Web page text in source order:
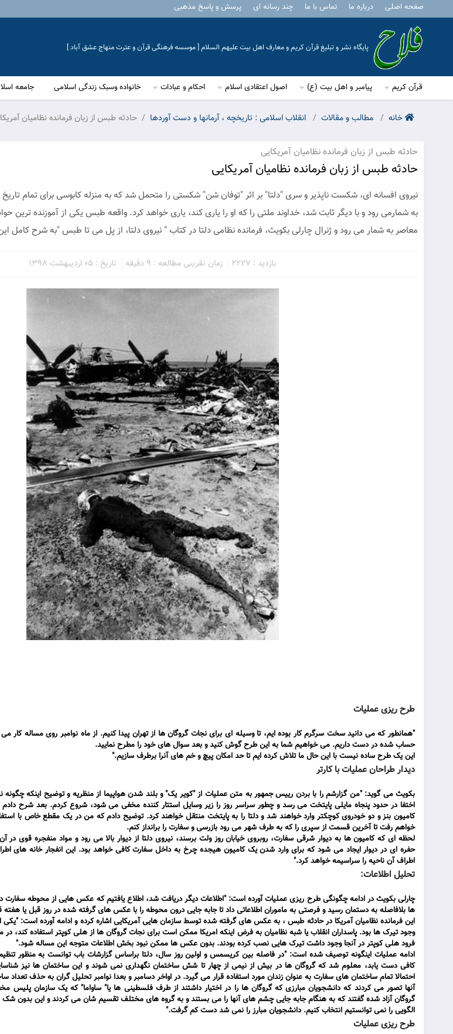
صفحه اصلی درباره ما تماس با ما چند رسانه ای پرسش و پاسخ مذهبی
پایگاه نشر و تبلیغ قرآن کریم و معارف اهل بیت علیهم السلام [ موسسه فرهنگی قرآن و عترت منهاج عشق آباد ]
قرآن کریم پیامبر و اهل بیت (ع) اصول اعتقادی اسلام احکام و عبادات خانواده وسبک زندگی اسلامی جامعه
خانه مطالب و مقالات انقلاب اسلامی : تاریخچه ، آرمانها و دست آوردها حادثه طبس از زبان فرمانده نظامیان
حادثه طبس از زبان فرمانده نظامیان آمریکایی
حادثه طبس از زبان فرمانده نظامیان آمریکایی
نیروی افسانه ای، شکست ناپذیر و سری "دلتا" بر اثر "توفان شن" شکستی را متحمل شد که به منزله کابوسی برای تمام تاریخ
به شمارمی رود و با دیگر ثابت شد، خداوند ملتی را که او را یاری کند، یاری خواهد کرد. واقعه طبس یکی از آموزنده ترین
معاصر به شمار می رود و ژنرال چارلی بکویث، فرمانده نظامی دلتا در کتاب " نیروی دلتا، از پل می تا طبس "به شرح کامل
بازدید : 2227 زمان تقریبی مطالعه : 9 دقیقه تاریخ : 05 اردیبهشت 1398
طرح ریزی عملیات
"همانطور که می دانید سخت سرگرم کار بوده ایم، تا وسیله ای برای نجات گروگان ها از تهران پیدا کنیم. از ماه نوامبر روی مساله
حساب شده در دست داریم. می خواهیم شما به این طرح گوش کنید و بعد سوال های خود را مطرح نمایید.
این یک طرح ساده نیست با این حال ما تلاش کرده ایم تا حد امکان پیچ و خم های آنرا برطرف سازیم."
دیدار طراحان عملیات با کارتر
بکویث می گوید: "من گزارشم را با بردن رییس جمهور به متن عملیات از "کویر یک" و بلند شدن هواپیما از منظریه و توضیح اینکه چگونه
اختفا در حدود پنجاه مایلی پایتخت می رسد و چطور سراسر روز را زیر وسایل استتار کننده مخفی می شود، شروع کردم. بعد شرح
کامیون بنز و دو خودروی کوچکتر وارد خواهند شد و دلتا را به پایتخت منتقل خواهند کرد. توضیح دادم که من در یک مقطع خاص با
خواهم رفت تا آخرین قسمت از سپری را که به طرف شهر می رود بازرسی و سفارت را برانداز کنم.
لحظه ای که کامیون ها به دیوار شرقی سفارت، روبروی خیابان روز ولت برسند، نیروی دلتا از دیوار بالا می رود و مواد منفجره قوی در
حفره ای در دیوار ایجاد می شود که برای وارد شدن یک کامیون هیجده چرخ به داخل سفارت کافی خواهد بود. این انفجار خانه های
اطراف آن ناحیه را سراسیمه خواهد کرد."
تحلیل اطلاعات:
چارلی بکویث در ادامه چگونگی طرح ریزی عملیات آورده است: "اطلاعات دیگر دریافت شد، اطلاع یافتیم که عکس هایی از محوطه
ها بلافاصله به دستمان رسید و فرصتی به ماموران اطلاعاتی داد تا جابه جایی درون محوطه را با عکس های گرفته شده در روز قبل یا هفته
این فرمانده نظامیان آمریکا در حادثه طبس ، به عکس های گرفته شده توسط سازمان هایی آمریکایی اشاره کرده و ادامه آورده است:
وجود تیرک ها بود. پاسداران انقلاب یا شبه نظامیان به فرض اینکه امریکا ممکن است برای نجات گروگان ها از هلی کوپتر استفاده کند،
فرود هلی کوپتر در آنجا وجود داشت تیرک هایی نصب کرده بودند. بدون عکس ها ممکن نبود بخش اطلاعات متوجه این مساله شود."
ادامه عملیات اینگونه توصیف شده است: "در فاصله بین کریسمس و اولین روز سال، دلتا براساس گزارشات باب توانست به منظور
کافی دست یابد، معلوم شد که گروگان ها در بیش از نیمی از چهار تا شش ساختمان نگهداری نمی شوند و این ساختمان ها نیز
احتمالا تمام ساختمان های سفارت به عنوان زندان مورد استفاده قرار می گیرد. در اواخر دسامبر و بعدا نوامبر تحلیل گران به حذف تعداد
گروگان آزاد شده گفتند که به هنگام جابه جایی چشم های آنها را می بستند و به گروه های مختلف تقسیم شان می کردند و این بدون
الگویی را نمی توانستیم انتخاب کنیم. دانشجویان مبارز را نمی شد دست کم گرفت."
طرح ریزی عملیات